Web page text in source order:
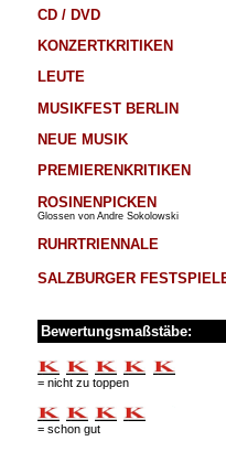
CD / DVD
KONZERTKRITIKEN
LEUTE
MUSIKFEST BERLIN
NEUE MUSIK
PREMIERENKRITIKEN
ROSINENPICKEN
Glossen von Andre Sokolowski
RUHRTRIENNALE
SALZBURGER
Bewertungsmaßstäbe:
= nicht zu toppen
= schon gut